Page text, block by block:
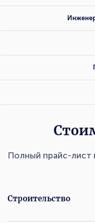
Полный прайс-
Строительство